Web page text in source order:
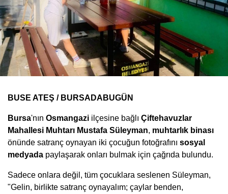
BUSE ATEŞ / BURSADABUGÜN
Bursa'nın Osmangazi ilçesine bağlı Çiftehavuzlar
Mahallesi Muhtarı Mustafa Süleyman, muhtarlık binası
önünde satranç oynayan iki çocuğun fotoğrafını sosyal
medyada paylaşarak onları bulmak için çağrıda bulundu.
Sadece onlara değil, tüm çocuklara seslenen Süleyman,
"Gelin, birlikte satranç oynayalım; çaylar benden,